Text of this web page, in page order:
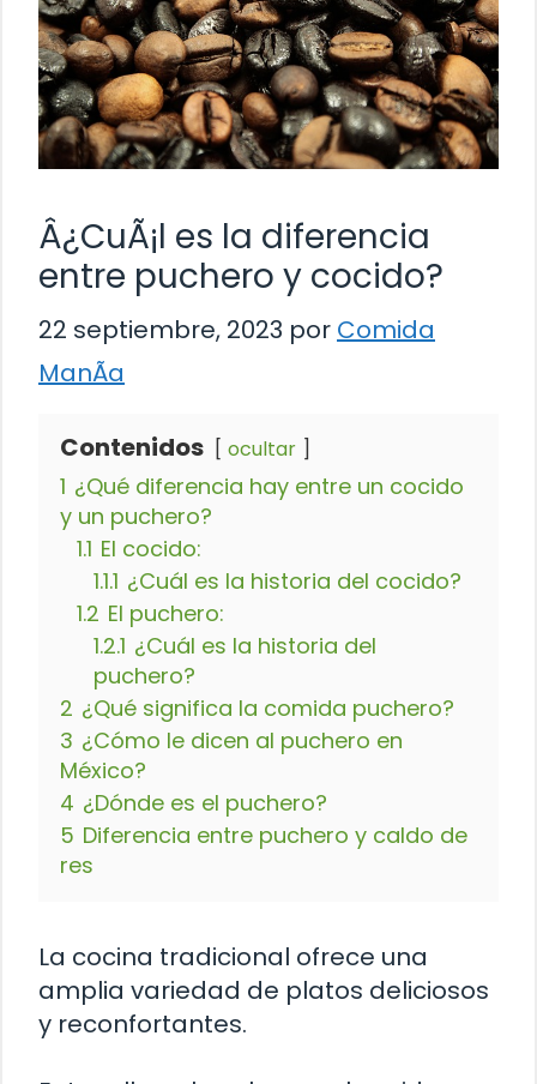
Â¿CuÃ¡l es la diferencia
entre puchero y cocido?
22 septiembre, 2023 por Comida
ManÃ­a
Contenidos ocultar
1 ¿Qué diferencia hay entre un cocido
y un puchero?
1.1 El cocido:
1.1.1 ¿Cuál es la historia del cocido?
1.2 El puchero:
1.2.1 ¿Cuál es la historia del
puchero?
2 ¿Qué significa la comida puchero?
3 ¿Cómo le dicen al puchero en
México?
4 ¿Dónde es el puchero?
5 Diferencia entre puchero y caldo de
res
La cocina tradicional ofrece una
amplia variedad de platos deliciosos
y reconfortantes.